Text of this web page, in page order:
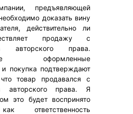
предъявляющей
доказать вину
действительно ли
продажу с
авторского права.
оформленные
и покупка подтверждают
товар продавался с
авторского права. Я
это будет воспринято
ответственность